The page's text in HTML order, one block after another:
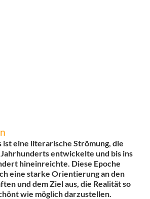
ist eine literarische Strömung, die
Jahrhunderts entwickelte und bis ins
hineinreichte. Diese Epoche
eine starke Orientierung an den
und dem Ziel aus, die Realität so
wie möglich darzustellen.